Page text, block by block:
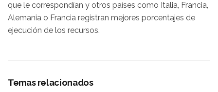
que le correspondían y otros países como Italia, Francia,
Alemania o Francia registran mejores porcentajes de
ejecución de los recursos.
Temas relacionados